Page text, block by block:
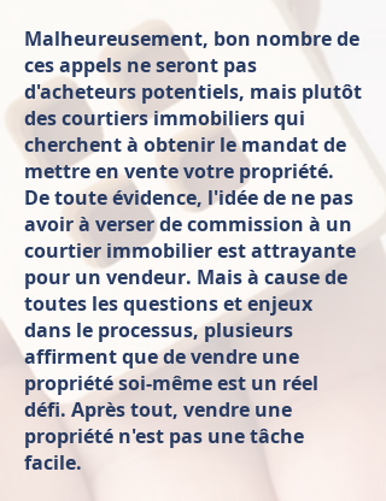
Malheureusement, bon nombre de
ces appels ne seront pas
d'acheteurs potentiels, mais plutôt
des courtiers immobiliers qui
cherchent à obtenir le mandat de
mettre en vente votre propriété.
De toute évidence, l'idée de ne pas
avoir à verser de commission à un
courtier immobilier est attrayante
pour un vendeur. Mais à cause de
toutes les questions et enjeux
dans le processus, plusieurs
affirment que de vendre une
propriété soi-même est un réel
défi. Après tout, vendre une
propriété n'est pas une tâche
facile.